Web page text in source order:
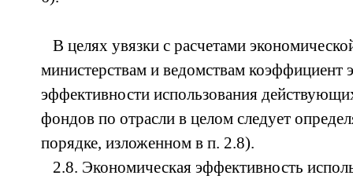
В целях увязки с расчетами
министерствам и ведомствам коэффициент
эффективности использования
фондов по отрасли в целом следует
порядке, изложенном в п. 2.8).
2.8. Экономическая эффективность